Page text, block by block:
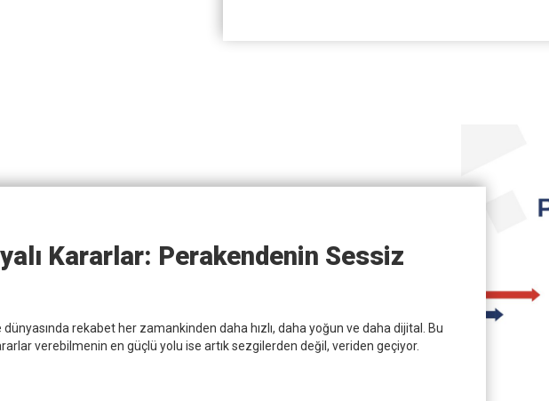
Kararlar: Perakendenin Sessiz
rekabet her zamankinden daha hızlı, daha yoğun ve daha dijital. Bu
verebilmenin en güçlü yolu ise artık sezgilerden değil, veriden geçiyor.